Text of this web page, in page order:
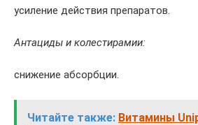
усиление действия препаратов.
Антациды и колестирамии:
снижение абсорбции.
Читайте также: Витамины